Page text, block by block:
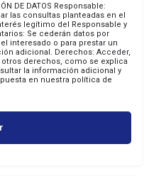
DE DATOS Responsable:
las consultas planteadas en el
legítimo del Responsable y
Se cederán datos por
interesado o para prestar un
adicional.
Derechos: Acceder,
derechos, como se explica
la información adicional y
en nuestra política de